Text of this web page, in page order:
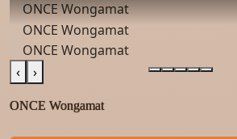
‹ ›
ONCE Wongamat